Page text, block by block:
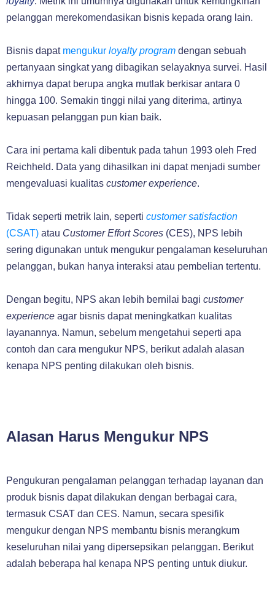
pelanggan merekomendasikan bisnis kepada orang lain.
Bisnis dapat mengukur loyalty program dengan sebuah
pertanyaan singkat yang dibagikan selayaknya survei. Hasil
akhirnya dapat berupa angka mutlak berkisar antara 0
hingga 100. Semakin tinggi nilai yang diterima, artinya
kepuasan pelanggan pun kian baik.
Cara ini pertama kali dibentuk pada tahun 1993 oleh Fred
Reichheld. Data yang dihasilkan ini dapat menjadi sumber
mengevaluasi kualitas customer experience.
Tidak seperti metrik lain, seperti customer satisfaction
(CSAT) atau Customer Effort Scores (CES), NPS lebih
sering digunakan untuk mengukur pengalaman keseluruhan
pelanggan, bukan hanya interaksi atau pembelian tertentu.
Dengan begitu, NPS akan lebih bernilai bagi customer
experience agar bisnis dapat meningkatkan kualitas
layanannya. Namun, sebelum mengetahui seperti apa
contoh dan cara mengukur NPS, berikut adalah alasan
kenapa NPS penting dilakukan oleh bisnis.
Alasan Harus Mengukur NPS
Pengukuran pengalaman pelanggan terhadap layanan dan
produk bisnis dapat dilakukan dengan berbagai cara,
termasuk CSAT dan CES. Namun, secara spesifik
mengukur dengan NPS membantu bisnis merangkum
keseluruhan nilai yang dipersepsikan pelanggan. Berikut
adalah beberapa hal kenapa NPS penting untuk diukur.